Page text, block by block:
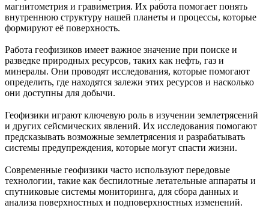
магнитометрия и гравиметрия. Их работа помогает понять
внутреннюю структуру нашей планеты и процессы, которые
формируют её поверхность.
Работа геофизиков имеет важное значение при поиске и
разведке природных ресурсов, таких как нефть, газ и
минералы. Они проводят исследования, которые помогают
определить, где находятся залежи этих ресурсов и насколько
они доступны для добычи.
Геофизики играют ключевую роль в изучении землетрясений
и других сейсмических явлений. Их исследования помогают
предсказывать возможные землетрясения и разрабатывать
системы предупреждения, которые могут спасти жизни.
Современные геофизики часто используют передовые
технологии, такие как беспилотные летательные аппараты и
спутниковые системы мониторинга, для сбора данных и
анализа поверхностных и подповерхностных изменений.